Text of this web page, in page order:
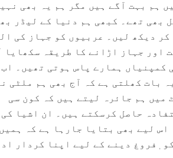
ہم بہت آگے ہیں مگر ہم یہ بھی
بھی تھے۔ کبھی ہم دنیا کے لیڈر
کر دیکھ لیں۔ عربیوں کو جہاز کی
اور جہاز اڑانے کا طریقہ سکھایا
کمپنیاں ہمارے پاس ہوتی تھیں۔
بات کھلتی ہے کہ آج بھی ہم ملٹی
میں ہم جائرہ لیتے ہیں کہ کون سی
حاصل کرسکتے ہیں۔ ان اشیا
لیے بھی بتایا جارہا ہے کہ ہمیں
ٖفروغ دینے کے لیے اپنا کردار